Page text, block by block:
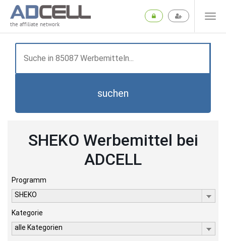
the affiliate network
suchen
SHEKO Werbemittel bei
ADCELL
Programm
SHEKO
Kategorie
alle Kategorien